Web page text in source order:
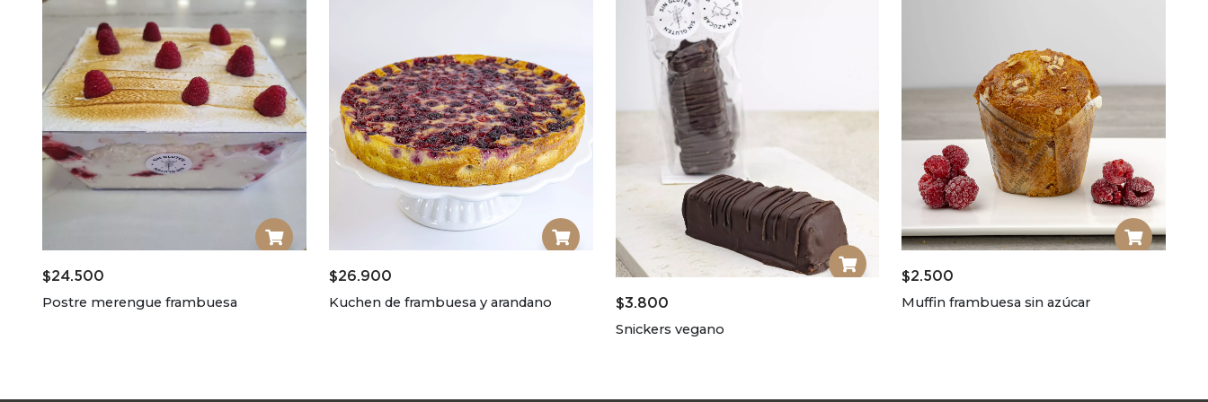
$24.500
Postre merengue frambuesa
$26.900
Kuchen de frambuesa y arandano $3.800
Snickers vegano
$2.500
Muffin frambuesa sin azúcar